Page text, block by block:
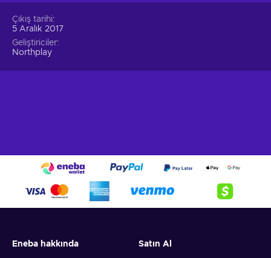
Çıkış tarihi
5 Aralık 2017
Geliştiriciler
Northplay
Eneba hakkında Satın Al